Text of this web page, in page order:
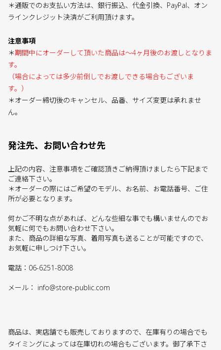
＊通販でのお支払い方法は、銀行振込、代金引換、PayPal、オン
ラインクレジット決済がご利用頂けます。
注意事項
＊期間中にオーダーして頂いた商品は〜4ヶ月後のお渡しとなりま
す。
（場合によっては多少前倒しでお渡しできる場合もございま
す。）
＊オーダー締切後のキャンセル、品番、サイズ変更は承れませ
ん。
発注先、お問い合わせ先
上記の内容、注意事項をご確認頂きご納得頂けましたら下記まで
ご連絡下さい。
＊オーダーの際にはご希望のモデル、お名前、お電話番号、ご住
所が必要となります。
何かご不明な点があれば、どんな些細な事でも構いませんのでお
気軽に何でもお問い合わせ下さい。
また、商品の詳細な写真、着用写真も送ることが可能ですので、
お気軽に申しつけ下さい。
電話：06-6251-8008
メール： info@store-public.com
商品は、実店舗でも販売しておりますので、在庫有りの場合でも
タイミングによっては在庫切れの場合もございます。御了承下さ